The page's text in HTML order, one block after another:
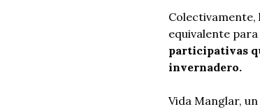
Colectivamente,
equivalente
participativas
invernadero.
Vida Manglar,